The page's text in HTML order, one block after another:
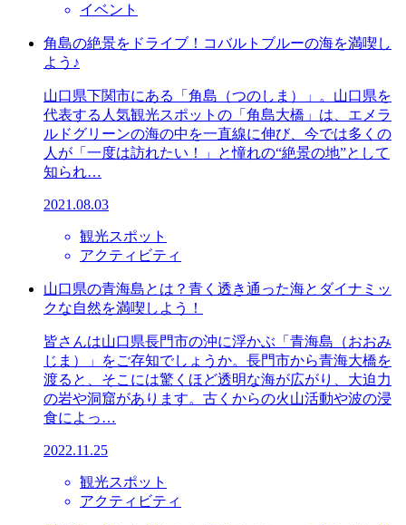
イベント
角島の絶景をドライブ！コバルトブルーの海を満喫し
よう♪
山口県下関市にある「角島（つのしま）」。山口県を
代表する人気観光スポットの「角島大橋」は、エメラ
ルドグリーンの海の中を一直線に伸び、今では多くの
人が「一度は訪れたい！」と憧れの“絶景の地”として
知られ…
2021.08.03
観光スポット
アクティビティ
山口県の青海島とは？青く透き通った海とダイナミッ
クな自然を満喫しよう！
皆さんは山口県長門市の沖に浮かぶ「青海島（おおみ
じま）」をご存知でしょうか。長門市から青海大橋を
渡ると、そこには驚くほど透明な海が広がり、大迫力
の岩や洞窟があります。古くからの火山活動や波の浸
食によっ…
2022.11.25
観光スポット
アクティビティ